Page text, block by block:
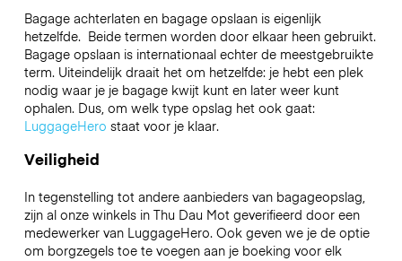
Bagage achterlaten en bagage opslaan is eigenlijk
hetzelfde. Beide termen worden door elkaar heen gebruikt.
Bagage opslaan is internationaal echter de meestgebruikte
term. Uiteindelijk draait het om hetzelfde: je hebt een plek
nodig waar je je bagage kwijt kunt en later weer kunt
ophalen. Dus, om welk type opslag het ook gaat:
LuggageHero staat voor je klaar.
Veiligheid
In tegenstelling tot andere aanbieders van bagageopslag,
zijn al onze winkels in Thu Dau Motgeverifieerd door een
medewerker van LuggageHero. Ook geven we je de optie
om borgzegels toe te voegen aan je boeking voor elk